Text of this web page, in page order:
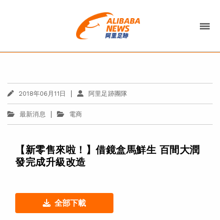
2018年06月11日 | 阿里足跡團隊
最新消息 | 電商
【新零售來啦！】借鏡盒馬鮮生 百間大潤
發完成升級改造
全部下載